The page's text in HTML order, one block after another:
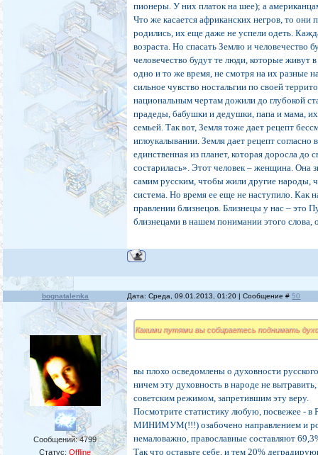
пионеры. У них платок на шее); а
Что же касается африканских негров, то
родились, их еще даже не успели одеть.
возраста. Но спасать Землю и человечество
человечество будут те люди, которые живут
одно и то же время, не смотря на их разные
сильное чувство ностальгии по своей
национальным чертам дожили до глубокой
прадеды, бабушки и дедушки, папа и мама,
семьей. Так вот, Земля тоже дает рецепт
иглоукалывании. Земля дает рецепт согласно
единственная из планет, которая доросла
состарилась». Этот человек – женщина. Она
самим русским, чтобы жили другие народы,
система. Но время ее еще не наступило. Как
правлении близнецов. Близнецы у нас – это
близнецами в нашем понимании этого
bognatalenka Дата: Среда, 09.01.2013, 01:20 | Сообщение #50
Сообщений:4799
Статус:Offline
Какими путями вы собираетесь поднимать
вы плохо осведомлены о духовности
ничем эту духовность в народе не
советским режимом, запретившим эту веру.
Посмотрите статистику любую, посвежее -
МИНИМУМ(!!!) озабочено направлением и
немаловажно, православные составляют
Так что оставьте себе, и тем 20%